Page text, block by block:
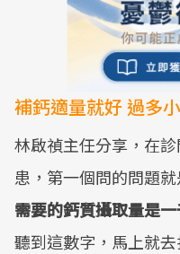
補鈣適量就好 過多
林啟禎主任分享，在
患，第一個問的問題
需要的鈣質攝取量是
聽到這數字，馬上就